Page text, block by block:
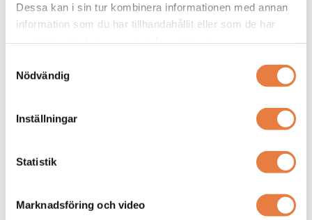
Dessa kan i sin tur kombinera informationen med annan
information som du har tillhandahållit eller som de har
Nödvändig
Inställningar
Statistik
Marknadsföring och video
Liknande produkter
HDPQ Guide SP